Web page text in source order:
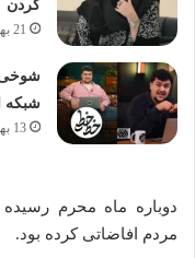
کردن
21 بهمن 1404
شوخی
شبکه
13 بهمن 1404
دوباره ماه محرم رسیده
مردم افاضاتی کرده بود.